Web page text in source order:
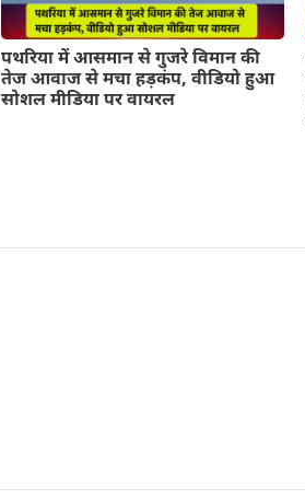
पथरिया में आसमान से गुजरे विमान की
तेज आवाज से मचा हड़कंप, वीडियो हुआ
सोशल मीडिया पर वायरल